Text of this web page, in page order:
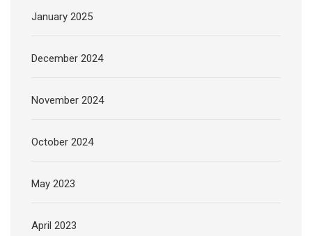
January 2025
December 2024
November 2024
October 2024
May 2023
April 2023